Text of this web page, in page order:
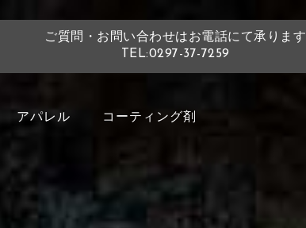
ご質問・お問い合わせはお電話にて承ります
TEL:0297-37-7259
アパレル コーティング剤